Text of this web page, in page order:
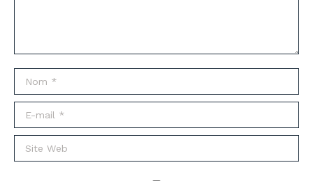
Nom *
E-mail *
Site Web